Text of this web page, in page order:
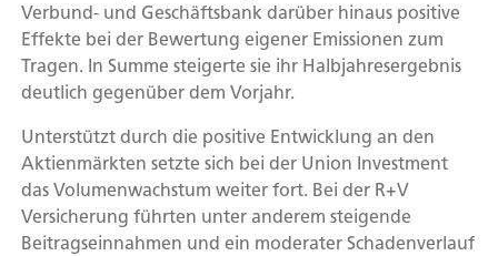
Verbund- und Geschäftsbank darüber hinaus positive
Effekte bei der Bewertung eigener Emissionen zum
Tragen. In Summe steigerte sie ihr Halbjahresergebnis
deutlich gegenüber dem Vorjahr.
Unterstützt durch die positive Entwicklung an den
Aktienmärkten setzte sich bei der Union Investment
das Volumenwachstum weiter fort. Bei der R+V
Versicherung führten unter anderem steigende
Beitragseinnahmen und ein moderater Schadenverlauf